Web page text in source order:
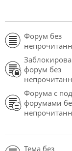
Форум без
форум без
Форума с
форумами
Тема без